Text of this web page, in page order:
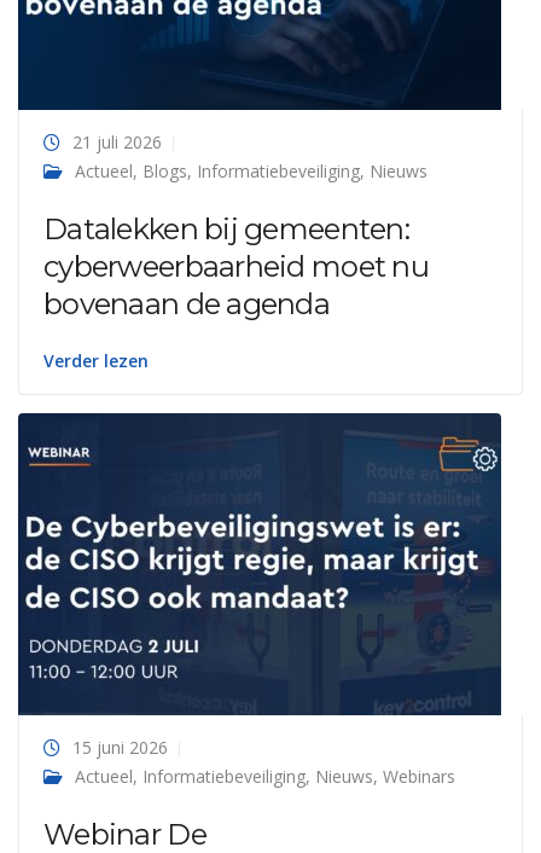
21 juli 2026
Actueel, Blogs, Informatiebeveiliging, Nieuws
Datalekken bij gemeenten:
cyberweerbaarheid moet nu
bovenaan de agenda
Verder lezen
15 juni 2026
Actueel, Informatiebeveiliging, Nieuws, Webinars
Webinar De